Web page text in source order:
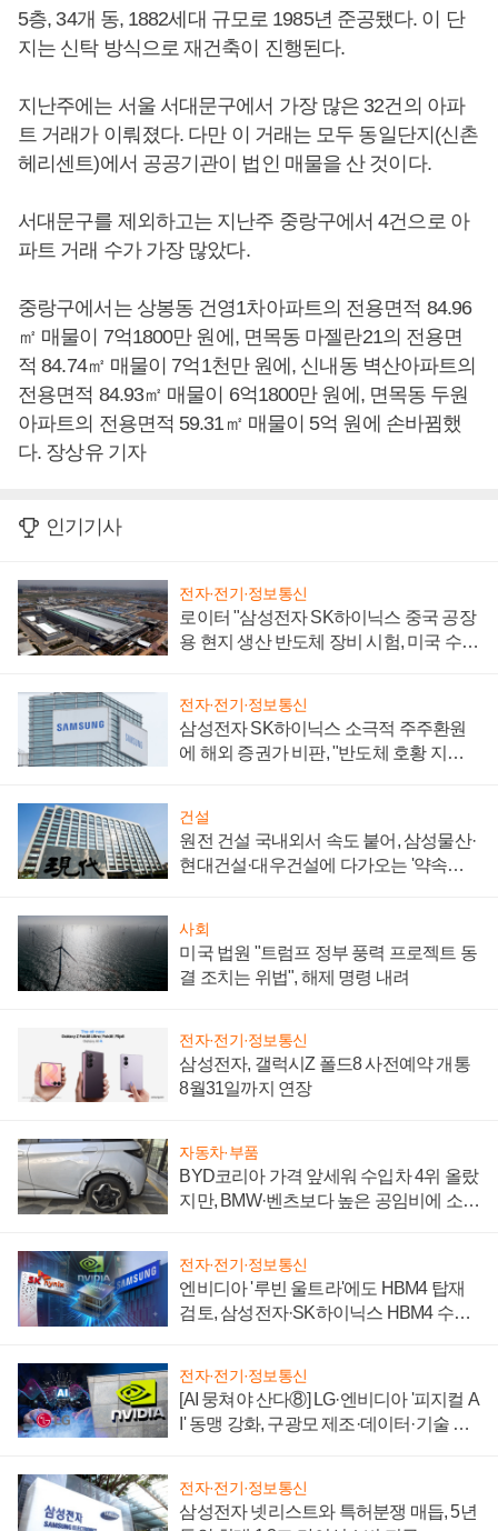
5층, 34개 동, 1882세대 규모로 1985년 준공됐다. 이 단
지는 신탁 방식으로 재건축이 진행된다.
지난주에는 서울 서대문구에서 가장 많은 32건의 아파
트 거래가 이뤄졌다. 다만 이 거래는 모두 동일단지(신촌
헤리센트)에서 공공기관이 법인 매물을 산 것이다.
서대문구를 제외하고는 지난주 중랑구에서 4건으로 아
파트 거래 수가 가장 많았다.
중랑구에서는 상봉동 건영1차아파트의 전용면적 84.96
㎡ 매물이 7억1800만 원에, 면목동 마젤란21의 전용면
적 84.74㎡ 매물이 7억1천만 원에, 신내동 벽산아파트의
전용면적 84.93㎡ 매물이 6억1800만 원에, 면목동 두원
아파트의 전용면적 59.31㎡ 매물이 5억 원에 손바뀜했
다. 장상유 기자
인기기사
전자·전기·정보통신
로이터 "삼성전자 SK하이닉스 중국 공장
용 현지 생산 반도체 장비 시험, 미국 수출
전자·전기·정보통신
삼성전자 SK하이닉스 소극적 주주환원
에 해외 증권가 비판, "반도체 호황 지속
건설
원전 건설 국내외서 속도 붙어, 삼성물산·
현대건설·대우건설에 다가오는 '약속의
사회
미국 법원 "트럼프 정부 풍력 프로젝트 동
결 조치는 위법", 해제 명령 내려
전자·전기·정보통신
삼성전자, 갤럭시Z 폴드8 사전예약 개통
8월31일까지 연장
자동차·부품
BYD코리아 가격 앞세워 수입차 4위 올랐
지만, BMW·벤츠보다 높은 공임비에 소비
전자·전기·정보통신
엔비디아 '루빈 울트라'에도 HBM4 탑재
검토, 삼성전자·SK하이닉스 HBM4 수율
전자·전기·정보통신
[AI 뭉쳐야 산다⑧] LG·엔비디아 '피지컬 A
I' 동맹 강화, 구광모 제조·데이터·기술 결
전자·전기·정보통신
삼성전자 넷리스트와 특허분쟁 매듭, 5년